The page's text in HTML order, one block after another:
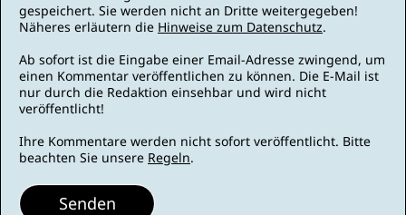
gespeichert. Sie werden nicht an Dritte weitergegeben!
Näheres erläutern die Hinweise zum Datenschutz.
Ab sofort ist die Eingabe einer Email-Adresse zwingend, um
einen Kommentar veröffentlichen zu können. Die E-Mail ist
nur durch die Redaktion einsehbar und wird nicht
veröffentlicht!
Ihre Kommentare werden nicht sofort veröffentlicht. Bitte
beachten Sie unsere Regeln.
Senden